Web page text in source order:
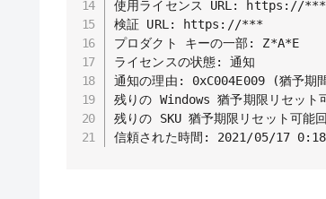
使用ライセンス URL: https://***
検証 URL: https://***
プロダクト キーの一部: Z*A*E
ライセンスの状態: 通知
通知の理由: 0xC004E009 (猶予期
残りの Windows 猶予期限リセッ
残りの SKU 猶予期限リセット可能
信頼された時間: 2021/05/17